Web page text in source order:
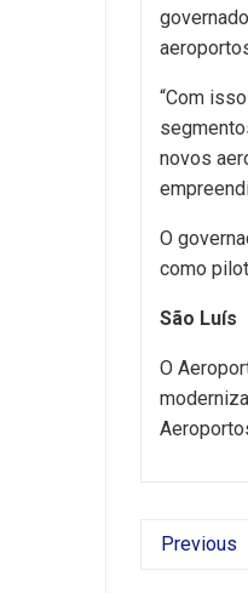
“Com
novos
O
como
São Luís
O
Previous